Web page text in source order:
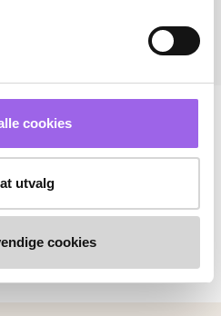
cookies
utvalg
cookies